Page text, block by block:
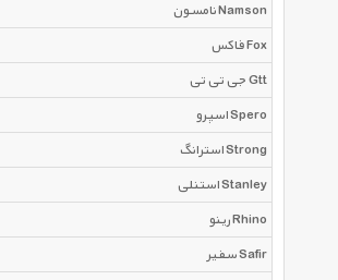
نامسون Namson
فاکس Fox
جی تی تی Gtt
اسپرو Spero
استرانگ Strong
استنلی Stanley
رینو Rhino
سفیر Safir